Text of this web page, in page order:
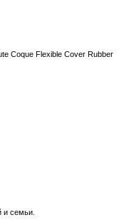
Coque Flexible Cover Rubber
и семьи.